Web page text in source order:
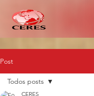
Post
Todos posts
CERES